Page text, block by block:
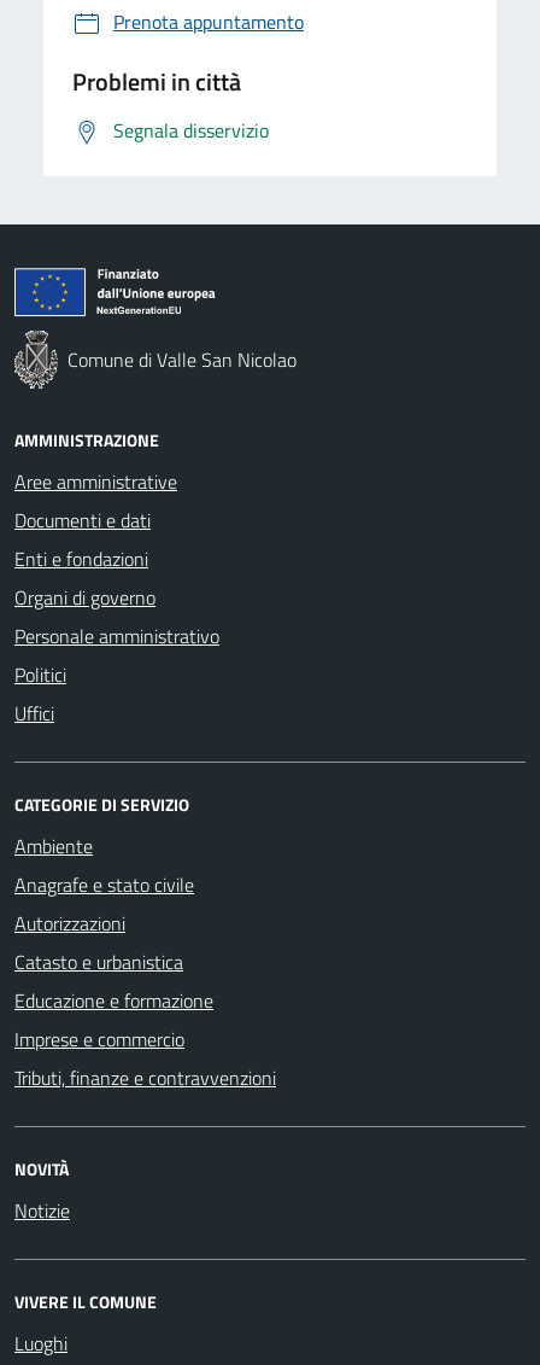
Prenota appuntamento
Problemi in città
Segnala disservizio
Comune di Valle San Nicolao
AMMINISTRAZIONE
Aree amministrative
Documenti e dati
Enti e fondazioni
Organi di governo
Personale amministrativo
Politici
Uffici
CATEGORIE DI SERVIZIO
Ambiente
Anagrafe e stato civile
Autorizzazioni
Catasto e urbanistica
Educazione e formazione
Imprese e commercio
Tributi, finanze e contravvenzioni
NOVITÀ
Notizie
VIVERE IL COMUNE
Luoghi